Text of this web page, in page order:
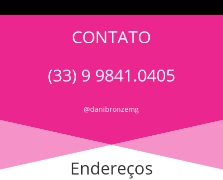
CONTATO
(33) 9 9841.0405
@danibronzemg
Endereços